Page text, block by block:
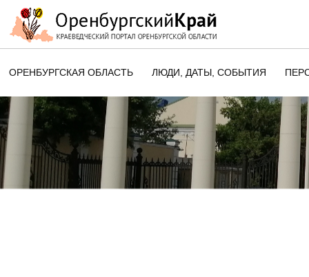
ОРЕНБУРГСКАЯ ОБЛАСТЬ ЛЮДИ, ДАТЫ, CОБЫТИЯ
ЭТОТ ДЕНЬ В ИСТОРИИ
ОРЕНБУРГСКОГО КРАЯ
ПАМЯТНЫЕ ДАТЫ
ОБЛАСТИ